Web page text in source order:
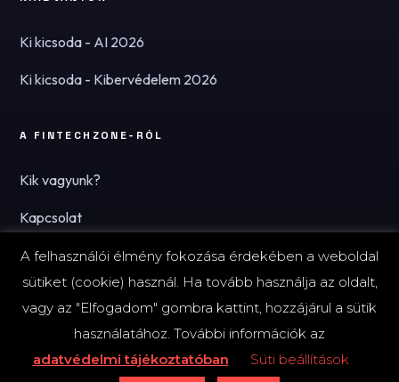
Ki kicsoda - AI 2026
Ki kicsoda - Kibervédelem 2026
A FINTECHZONE-RÓL
Kik vagyunk?
Kapcsolat
Hírlevél
© 2026 FinTechZone.hu - A FinTech Group Kft.
A felhasználói élmény fokozása érdekében a weboldal
sütiket (cookie) használ. Ha tovább használja az oldalt,
vagy az "Elfogadom" gombra kattint, hozzájárul a sütik
használatához. További információk az
adatvédelmi tájékoztatóban
Süti beállítások